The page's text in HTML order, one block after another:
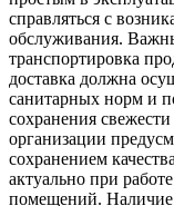
справляться с
обслуживания.
транспортировка
доставка должна
санитарных норм и
сохранения
организации
сохранением
актуально при
помещений. Наличие